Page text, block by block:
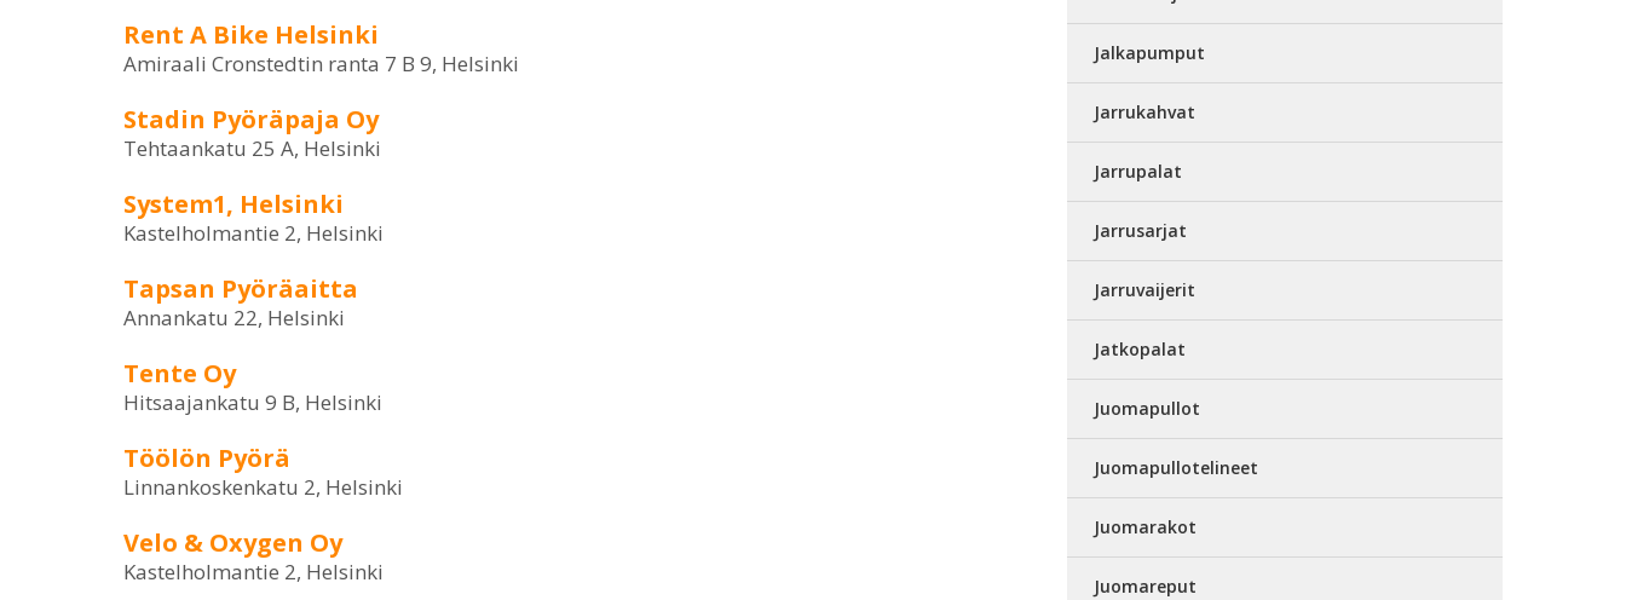
Rent A Bike Helsinki
Amiraali Cronstedtin ranta 7 B 9, Helsinki
Stadin Pyöräpaja Oy
Tehtaankatu 25 A, Helsinki
System1, Helsinki
Kastelholmantie 2, Helsinki
Tapsan Pyöräaitta
Annankatu 22, Helsinki
Tente Oy
Hitsaajankatu 9 B, Helsinki
Töölön Pyörä
Linnankoskenkatu 2, Helsinki
Velo & Oxygen Oy
Kastelholmantie 2, Helsinki
Jalkapumput
Jarrukahvat
Jarrupalat
Jarrusarjat
Jarruvaijerit
Jatkopalat
Juomapullot
Juomapullotelineet
Juomarakot
Juomareput